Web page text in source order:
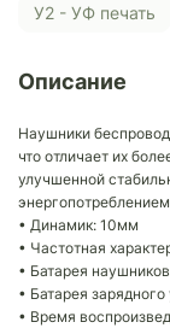
У2 - УФ печать
Описание
Наушники
что отличает их
улучшенной
• Динамик: 10мм
• Частотная
• Батарея
• Батарея
• Время